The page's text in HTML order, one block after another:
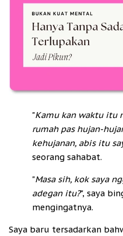
"Kamu kan waktu itu
rumah pas hujan-
kehujanan, abis itu
seorang sahabat.
"Masa sih, kok saya
adegan itu?", saya
mengingatnya.
Saya baru tersadarkan